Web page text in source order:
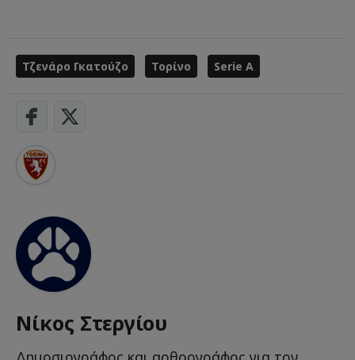
Τζενάρο Γκατούζο Τορίνο Serie A
Νίκος Στεργίου